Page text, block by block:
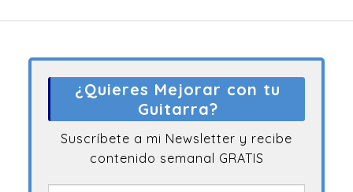
¿Quieres Mejorar con tu
Guitarra?
Suscríbete a mi Newsletter y recibe
contenido semanal GRATIS